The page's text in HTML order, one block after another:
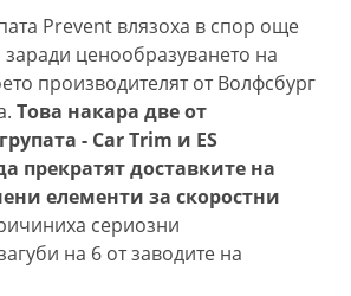
Prevent влязоха в спор още
ценообразуването на
производителят от Волфсбург
Това накара две от
- Car Trim и ES
прекратят доставките на
елементи за скоростни
сериозни
на 6 от заводите на